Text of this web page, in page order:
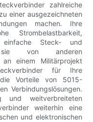
zahlreiche
einer ausgezeichneten
machen. Ihre
Strombelastbarkeit,
einfache Steck- und
sie von anderen
einem Militärprojekt
für Ihre
Vorteile von 5015-
Verbindungslösungen.
und weitverbreiteten
weiterhin eine
und elektronischen